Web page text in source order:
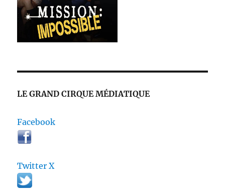
LE GRAND CIRQUE MÉDIATIQUE
Facebook
Twitter X